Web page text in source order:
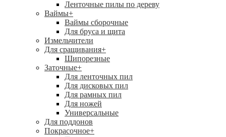
Ленточные пилы по дереву
Ваймы+
Ваймы сборочные
Для бруса и щита
Измельчители
Для сращивания+
Шипорезные
Заточные+
Для ленточных пил
Для дисковых пил
Для рамных пил
Для ножей
Универсальные
Для поддонов
Покрасочное+